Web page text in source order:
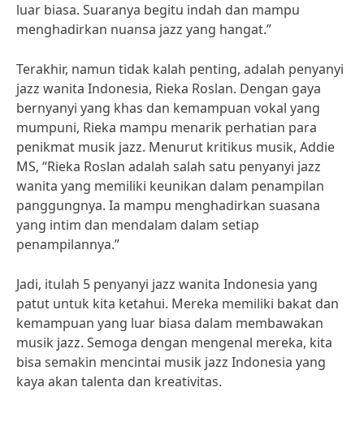
luar biasa. Suaranya begitu indah dan mampu
menghadirkan nuansa jazz yang hangat.”
Terakhir, namun tidak kalah penting, adalah penyanyi
jazz wanita Indonesia, Rieka Roslan. Dengan gaya
bernyanyi yang khas dan kemampuan vokal yang
mumpuni, Rieka mampu menarik perhatian para
penikmat musik jazz. Menurut kritikus musik, Addie
MS, “Rieka Roslan adalah salah satu penyanyi jazz
wanita yang memiliki keunikan dalam penampilan
panggungnya. Ia mampu menghadirkan suasana
yang intim dan mendalam dalam setiap
penampilannya.”
Jadi, itulah 5 penyanyi jazz wanita Indonesia yang
patut untuk kita ketahui. Mereka memiliki bakat dan
kemampuan yang luar biasa dalam membawakan
musik jazz. Semoga dengan mengenal mereka, kita
bisa semakin mencintai musik jazz Indonesia yang
kaya akan talenta dan kreativitas.